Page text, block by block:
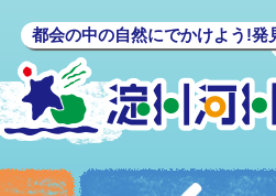
都会の中の自然にでかけよう!発